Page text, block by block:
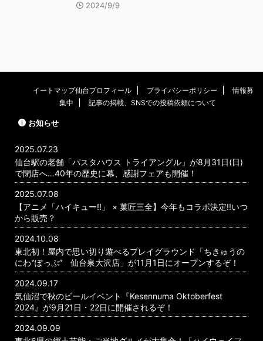
2024/9/9
イートマップ仙台プロフィール プライバシーポリシー
情報募
集中
記事の掲載、SNSでの投稿依頼について
お知らせ
2025.07.23
仙台駅の老舗「パスタハウス トライアングル」が8月31日(日)
で閉店へ…40年の歴史に幕、感謝フェアも開催！
2025.07.08
【アニメ「ハイキュー!!」 × 菓匠三全】今年もコラボ決定!!いつ
から販売？
2024.10.08
東北初！屋内で思い切り遊べるプレイグラウンド「ちきゅうの
にわ‟ぽっぷ” 仙台泉大沢店」が11月1日にオープンするぞ！
2024.09.17
気仙沼で秋のビールイベント『Kesennuma Oktoberfest
2024』が9月21日・22日に開催されるぞ！
2024.09.09